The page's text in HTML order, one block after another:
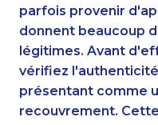
parfois provenir
donnent beaucoup
légitimes. Avant
vérifiez
présentant comme
recouvrement.